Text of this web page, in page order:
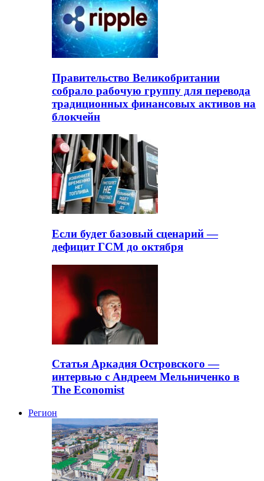
Правительство Великобритании
собрало рабочую группу для перевода
традиционных финансовых активов на
блокчейн
Если будет базовый сценарий —
дефицит ГСМ до октября
Статья Аркадия Островского —
интервью с Андреем Мельниченко в
The Economist
Регион